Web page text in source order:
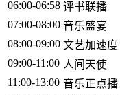
06:00-06:58 评书联播
07:00-08:00 音乐盛宴
08:00-09:00 文艺加速度
09:00-11:00 人间天使
11:00-13:00 音乐正点播